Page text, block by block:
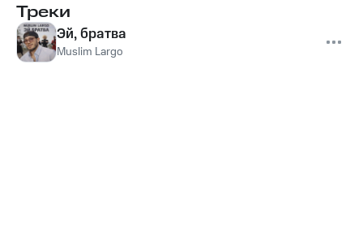
Треки
Эй, братва
Muslim Largo